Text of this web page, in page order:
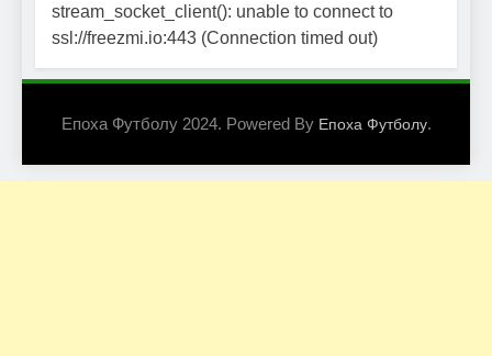
stream_socket_client(): unable to connect to
ssl://freezmi.io:443 (Connection timed out)
Епоха Футболу 2024. Powered By Епоха Футболу.